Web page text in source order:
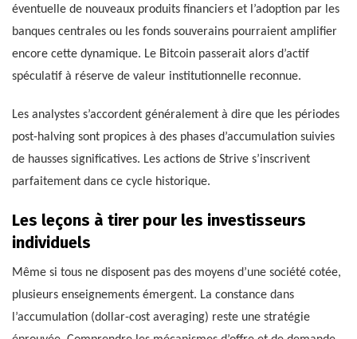
éventuelle de nouveaux produits financiers et l’adoption par les
banques centrales ou les fonds souverains pourraient amplifier
encore cette dynamique. Le Bitcoin passerait alors d’actif
spéculatif à réserve de valeur institutionnelle reconnue.
Les analystes s’accordent généralement à dire que les périodes
post-halving sont propices à des phases d’accumulation suivies
de hausses significatives. Les actions de Strive s’inscrivent
parfaitement dans ce cycle historique.
Les leçons à tirer pour les investisseurs
individuels
Même si tous ne disposent pas des moyens d’une société cotée,
plusieurs enseignements émergent. La constance dans
l’accumulation (dollar-cost averaging) reste une stratégie